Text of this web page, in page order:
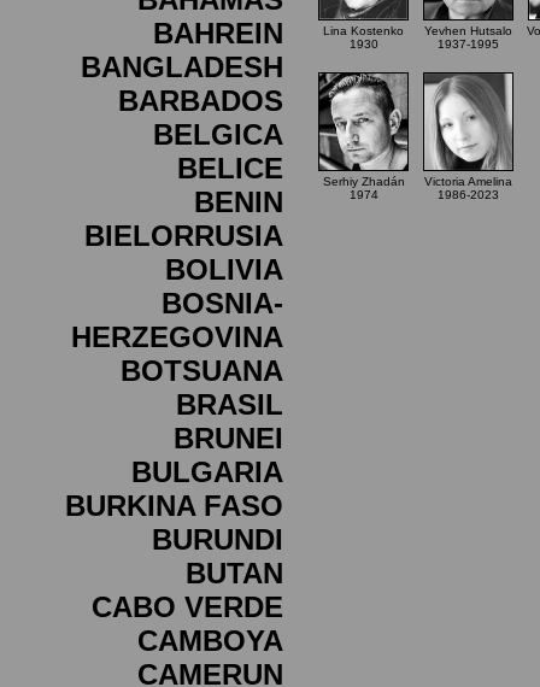
BAHREIN
BANGLADESH
BARBADOS
BELGICA
BELICE
BENIN
BIELORRUSIA
BOLIVIA
BOSNIA-
HERZEGOVINA
BOTSUANA
BRASIL
BRUNEI
BULGARIA
BURKINA FASO
BURUNDI
BUTAN
CABO VERDE
CAMBOYA
CAMERUN
Lina Kostenko
1930
Yevhen Hutsalo
1937-1995
Serhiy Zhadán
1974
Victoria Amelina
1986-2023